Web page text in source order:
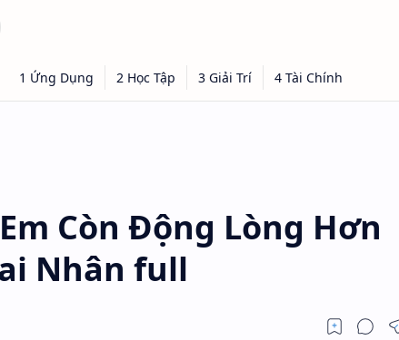
Còn Động Lòng Hơn
Nhân full